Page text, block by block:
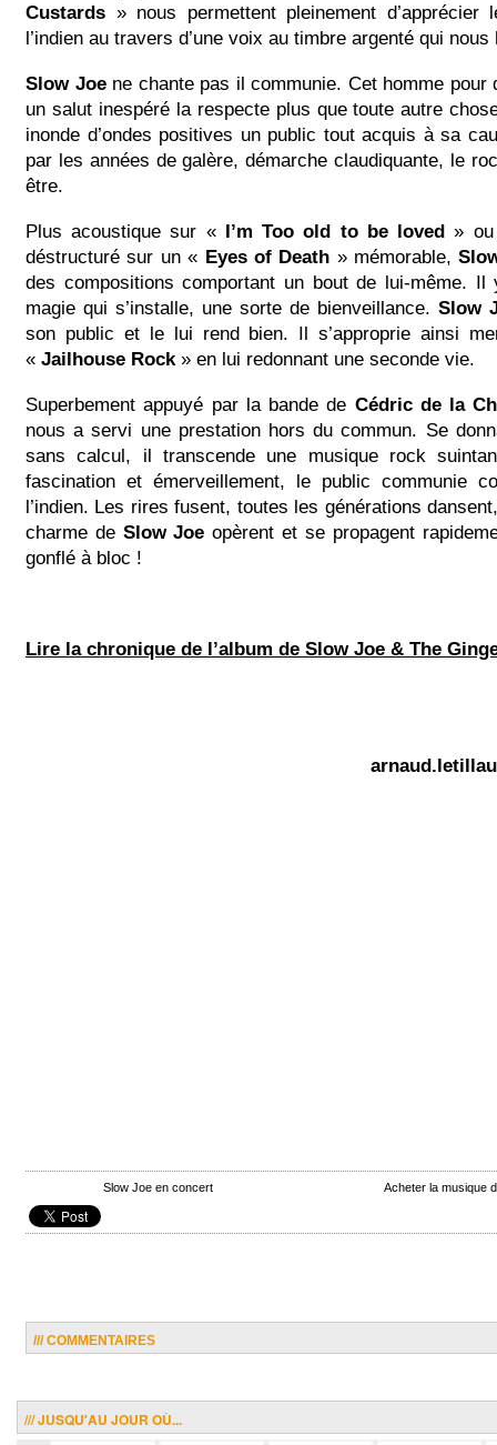
Custards » nous permettent pleinement d’apprécier
l’indien au travers d’une voix au timbre argenté qui
Slow Joene chante pas il communie. Cet homme pour
un salut inespéré la respecte plus que toute autre
inonde d’ondes positives un public tout acquis à sa
par les années de galère, démarche claudiquante, le
être.
Plus acoustique sur « I’m Too old to be loved » ou
déstructuré sur un « Eyes of Death » mémorable,
des compositions comportant un bout de lui-même.
magie qui s’installe, une sorte de bienveillance. Slow
son public et le lui rend bien. Il s’approprie ainsi
« Jailhouse Rock» en lui redonnant une seconde vie.
Superbement appuyé par la bande de Cédric de la
nous a servi une prestation hors du commun. Se
sans calcul, il transcende une musique rock
fascination et émerveillement, le public communie
l’indien. Les rires fusent, toutes les générations
charme de Slow Joe opèrent et se propagent
gonflé à bloc !
Lire la chronique de l’album de Slow Joe & The
Slow Joe en concert Acheter la musique
/// COMMENTAIRES
/// JUSQU'AU JOUR OÙ...